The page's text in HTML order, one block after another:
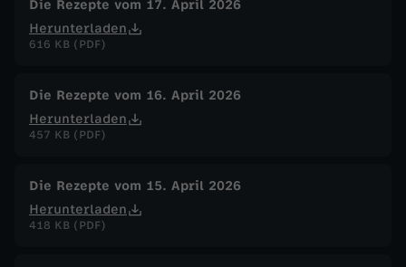
Die Rezepte vom 17. April 2026
Herunterladen
616 KB (PDF)
Die Rezepte vom 16. April 2026
Herunterladen
457 KB (PDF)
Die Rezepte vom 15. April 2026
Herunterladen
418 KB (PDF)